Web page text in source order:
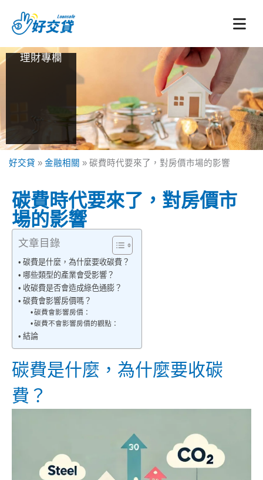
要
內
理財專欄
好交貸 » 金融相關 » 碳費時代要來了，對房價市場的影響
碳費時代要來了，對房價市
場的影響
文章目錄
碳費是什麼，為什麼要收碳費？
哪些類型的產業會受影響？
收碳費是否會造成綠色通膨？
碳費會影響房價嗎？
碳費會影響房價：
碳費不會影響房價的觀點：
結論
碳費是什麼，為什麼要收碳
費？